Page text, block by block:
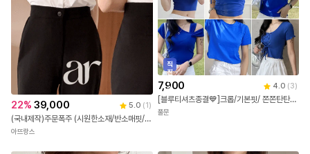
22% 39,000 5.0 (1 )
(국내제작)주문폭주 (시원한소재/반소매핏/출근&데일리) (반팔블라우스/셔츠/출근룩) 롤업 반팔셔츠 하객 블라우스 여름셔츠 bs8811
아뜨랑스
직
진
배
송
7,900 4.0 (3)
[블루티셔츠종결💙]크롭/기본핏/ 쫀쫀탄탄 워터밤 컬러맛집 나시/반팔티 기획전
풀문